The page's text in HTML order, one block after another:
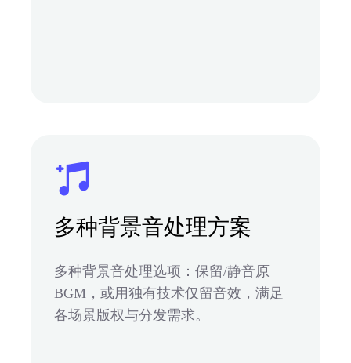
多种背景音处理方案
多种背景音处理选项：保留/静音原
BGM，或用独有技术仅留音效，满足
各场景版权与分发需求。